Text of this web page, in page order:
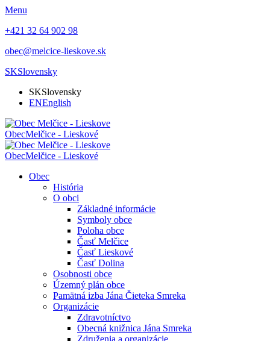
Menu
+421 32 64 902 98
obec@melcice-lieskove.sk
SKSlovensky
SKSlovensky
ENEnglish
ObecMelčice - Lieskové
ObecMelčice - Lieskové
Obec
História
O obci
Základné informácie
Symboly obce
Poloha obce
Časť Melčice
Časť Lieskové
Časť Dolina
Osobnosti obce
Územný plán obce
Pamätná izba Jána Čieteka Smreka
Organizácie
Zdravotníctvo
Obecná knižnica Jána Smreka
Združenia a organizácie